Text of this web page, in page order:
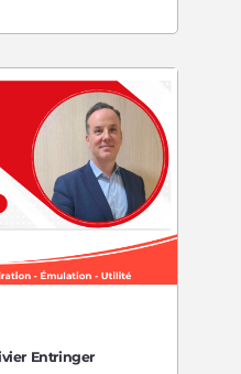
Entringer